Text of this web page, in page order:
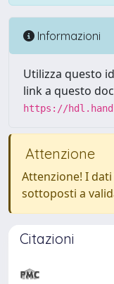
Informazioni
Utilizza questo
link a questo
https://
Attenzione
Attenzione! I
sottoposti a
Citazioni